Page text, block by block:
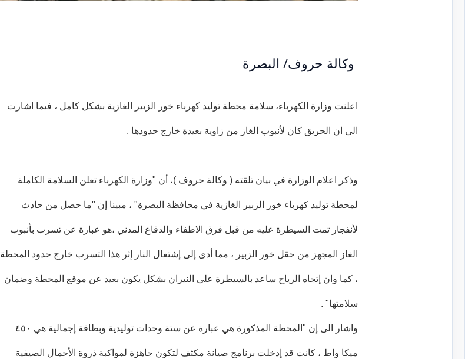
وكالة حروف/ البصرة
اعلنت وزارة الكهرباء، سلامة محطة توليد كهرباء خور الزبير الغازية بشكل كامل ، فيما اشارت
الى ان الحريق كان لأنبوب الغاز من زاوية بعيدة خارج حدودها .
وذكر اعلام الوزارة في بيان تلقته ( وكالة حروف )، أن "وزارة الكهرباء تعلن السلامة الكاملة
لمحطة توليد كهرباء خور الزبير الغازية في محافظة البصرة" ، مبينا إن "ما حصل من حادث
لأنفجار تمت السيطرة عليه من قبل فرق الاطفاء والدفاع المدني ،هو عبارة عن تسرب بأنبوب
الغاز المجهز من حقل خور الزبير ، مما أدى إلى إشتعال النار إثر هذا التسرب خارج حدود المحطة
، كما وان إتجاه الرياح ساعد بالسيطرة على النيران بشكل يكون بعيد عن موقع المحطة وضمان
سلامتها" .
واشار الى إن "المحطة المذكورة هي عبارة عن ستة وحدات توليدية وبطاقة إجمالية هي ٤٥٠
ميكا واط ، كانت قد إدخلت برنامج صيانة مكثف لتكون جاهزة لمواكبة ذروة الأحمال الصيفية